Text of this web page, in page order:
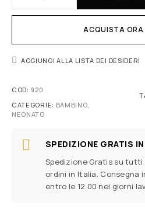
ACQUISTA ORA
AGGIUNGI ALLA LISTA DEI DESIDERI
COD: 920
CATEGORIE: BAMBINO
NEONATO
SPEDIZIONE GRATIS
Spedizione Gratis su
ordini in Italia.
entro le 12.00 nei giorni